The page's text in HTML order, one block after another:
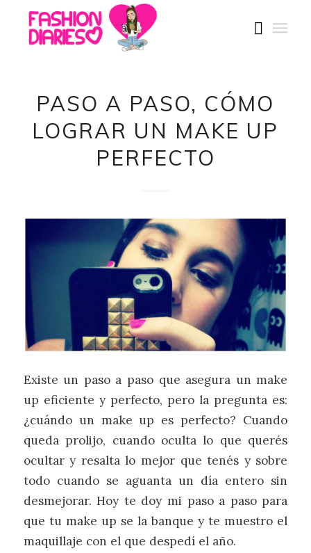
PASO A PASO, CÓMO
LOGRAR UN MAKE UP
PERFECTO
Existe un paso a paso que asegura un make
up eficiente y perfecto, pero la pregunta es:
¿cuándo un make up es perfecto? Cuando
queda prolijo, cuando oculta lo que querés
ocultar y resalta lo mejor que tenés y sobre
todo cuando se aguanta un día entero sin
desmejorar. Hoy te doy mi paso a paso para
que tu make up se la banque y te muestro el
maquillaje con el que despedí el año.